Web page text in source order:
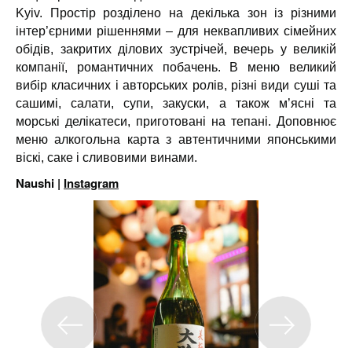
Kyiv. Простір розділено на декілька зон із різними
інтер’єрними рішеннями – для неквапливих сімейних
обідів, закритих ділових зустрічей, вечерь у великій
компанії, романтичних побачень. В меню великий
вибір класичних і авторських ролів, різні види суші та
сашимі, салати, супи, закуски, а також м’ясні та
морські делікатеси, приготовані на тепані. Доповнює
меню алкогольна карта з автентичними японськими
віскі, саке і сливовими винами.
Naushi | Instagram